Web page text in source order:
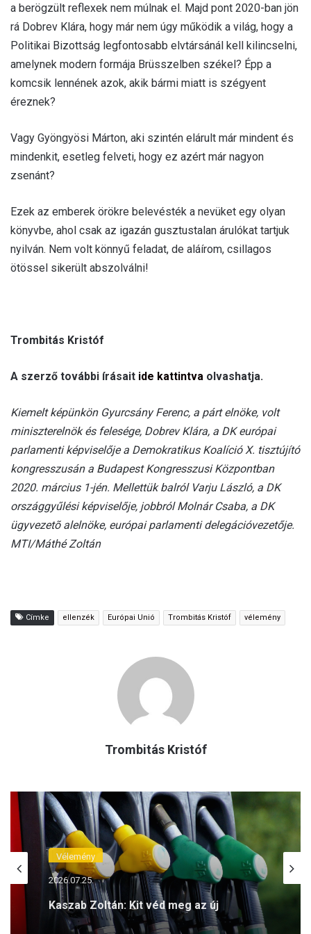
a berögzült reflexek nem múlnak el. Majd pont 2020-ban jön
rá Dobrev Klára, hogy már nem úgy működik a világ, hogy a
Politikai Bizottság legfontosabb elvtársánál kell kilincselni,
amelynek modern formája Brüsszelben székel? Épp a
komcsik lennének azok, akik bármi miatt is szégyent
éreznek?
Vagy Gyöngyösi Márton, aki szintén elárult már mindent és
mindenkit, esetleg felveti, hogy ez azért már nagyon
zsenánt?
Ezek az emberek örökre belevésték a nevüket egy olyan
könyvbe, ahol csak az igazán gusztustalan árulókat tartjuk
nyilván. Nem volt könnyű feladat, de aláírom, csillagos
ötössel sikerült abszolválni!
Trombitás Kristóf
A szerző további írásait ide kattintva olvashatja.
Kiemelt képünkön Gyurcsány Ferenc, a párt elnöke, volt
miniszterelnök és felesége, Dobrev Klára, a DK európai
parlamenti képviselője a Demokratikus Koalíció X. tisztújító
kongresszusán a Budapest Kongresszusi Központban
2020. március 1-jén. Mellettük balról Varju László, a DK
országgyűlési képviselője, jobbról Molnár Csaba, a DK
ügyvezetõ alelnöke, európai parlamenti delegációvezetője.
MTI/Máthé Zoltán
Címke ellenzék Európai Unió Trombitás Kristóf vélemény
Trombitás Kristóf
Vélemény
2026.07.25.
Kaszab Zoltán: Kit véd meg az új
kormány, ha válság jön?